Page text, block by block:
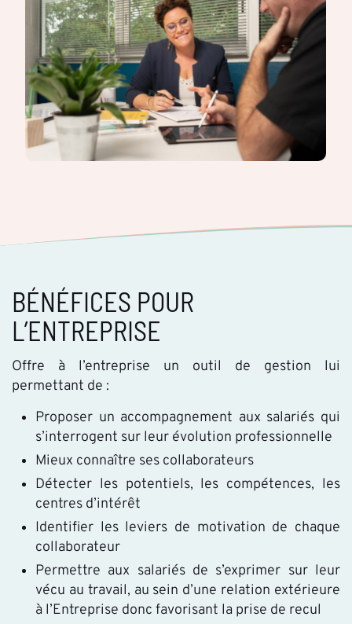
BÉNÉFICES POUR
L’ENTREPRISE
Offre à l’entreprise un outil de gestion lui
permettant de :
Proposer un accompagnement aux salariés qui
s’interrogent sur leur évolution professionnelle
Mieux connaître ses collaborateurs
Détecter les potentiels, les compétences, les
centres d’intérêt
Identifier les leviers de motivation de chaque
collaborateur
Permettre aux salariés de s’exprimer sur leur
vécu au travail, au sein d’une relation extérieure
à l’Entreprise donc favorisant la prise de recul